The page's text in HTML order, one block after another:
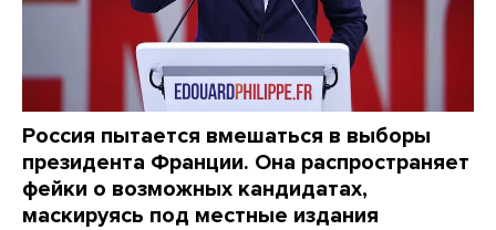
Россия пытается вмешаться в выборы
президента Франции. Она распространяет
фейки о возможных кандидатах,
маскируясь под местные издания